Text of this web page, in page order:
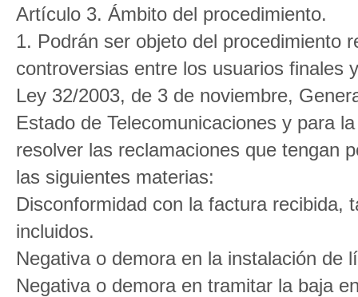
Artículo 3. Ámbito del procedimiento.
1. Podrán ser objeto del procedimiento
controversias entre los usuarios finales
Ley 32/2003, de 3 de noviembre,
Estado de Telecomunicaciones y para
resolver las reclamaciones que tengan
las siguientes materias:
Disconformidad con la factura recibida,
incluidos.
Negativa o demora en la instalación de
Negativa o demora en tramitar la baja